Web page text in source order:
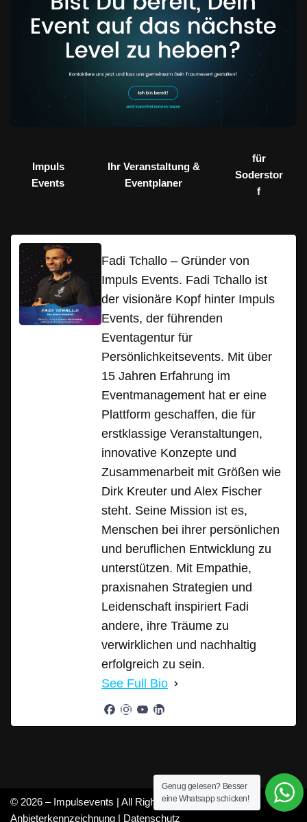
Impuls
Events
Ihr Veranstaltung &
Eventplaner
für
Soderstor
f
Fadi Tchallo – Gründer von
Impuls Events. Fadi Tchallo ist
der visionäre Kopf hinter Impuls
Events, der führenden
Eventagentur für
Persönlichkeitsevents. Mit über
15 Jahren Erfahrung im
Eventmanagement hat er eine
Plattform geschaffen, die für
erstklassige Veranstaltungen,
innovative Konzepte und
Zusammenarbeit mit Größen wie
Dirk Kreuter und Alex Fischer
steht. Seine Mission ist es,
Menschen bei ihrer persönlichen
und beruflichen Entwicklung zu
unterstützen. Mit Empathie,
praxisnahen Strategien und
Leidenschaft inspiriert Fadi
andere, ihre Träume zu
verwirklichen und nachhaltig
erfolgreich zu sein.
See Full Bio
© 2026 – Impulsevents | All Rights Reserved |
Anbieterkennzeichnung | Datenschutz
Genug gelesen? Besser
eine Whatsapp schicken!